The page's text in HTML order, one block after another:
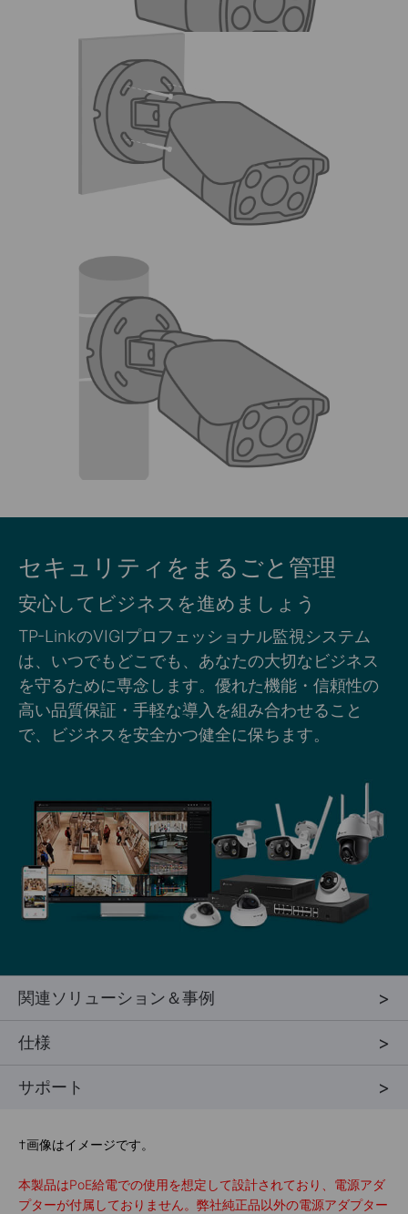
セキュリティをまるごと管理
安心してビジネスを進めましょう
TP-LinkのVIGIプロフェッショナル監視システム
は、いつでもどこでも、あなたの大切なビジネス
を守るために専念します。優れた機能・信頼性の
高い品質保証・手軽な導入を組み合わせること
で、ビジネスを安全かつ健全に保ちます。
関連ソリューション＆事例
仕様
サポート
†画像はイメージです。
本製品はPoE給電での使用を想定して設計されており、電源アダ
プターが付属しておりません。弊社純正品以外の電源アダプター